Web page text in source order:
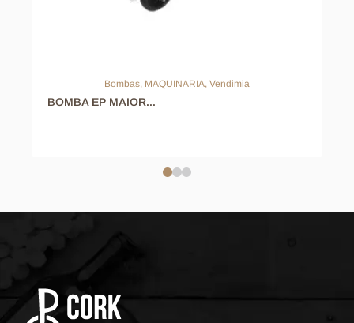
Bombas, MAQUINARIA, Vendimia
BOMBA EP MAIOR...